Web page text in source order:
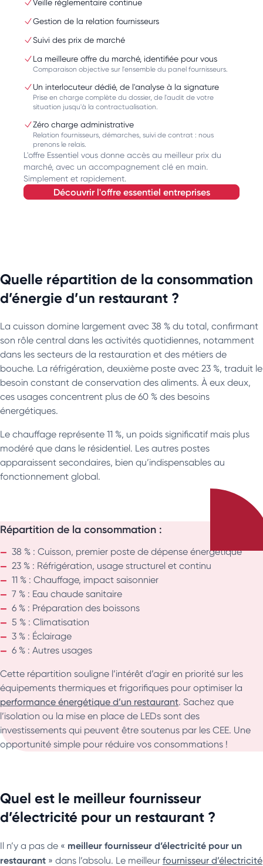
Veille réglementaire continue
Gestion de la relation fournisseurs
Suivi des prix de marché
La meilleure offre du marché, identifiée pour vous
Comparaison objective sur l'ensemble du panel fournisseurs.
Un interlocuteur dédié, de l'analyse à la signature
Prise en charge complète du dossier, de l'audit de votre
situation jusqu'à la contractualisation.
Zéro charge administrative
Relation fournisseurs, démarches, suivi de contrat : nous
prenons le relais.
L'offre Essentiel vous donne accès au meilleur prix du
marché, avec un accompagnement clé en main.
Simplement et rapidement.
découvrir l'offre essentiel entreprises
Quelle répartition de la consommation
d’énergie d’un restaurant ?
La cuisson domine largement avec 38 % du total, confirmant
son rôle central dans les activités quotidiennes, notamment
dans les secteurs de la restauration et des métiers de
bouche. La réfrigération, deuxième poste avec 23 %, traduit le
besoin constant de conservation des aliments. À eux deux,
ces usages concentrent plus de 60 % des besoins
énergétiques.
Le chauffage représente 11 %, un poids significatif mais plus
modéré que dans le résidentiel. Les autres postes
apparaissent secondaires, bien qu’indispensables au
fonctionnement global.
Répartition de la consommation :
38 % : Cuisson, premier poste de dépense énergétique
23 % : Réfrigération, usage structurel et continu
11 % : Chauffage, impact saisonnier
7 % : Eau chaude sanitaire
6 % : Préparation des boissons
5 % : Climatisation
3 % : Éclairage
6 % : Autres usages
Cette répartition souligne l’intérêt d’agir en priorité sur les
équipements thermiques et frigorifiques pour optimiser la
performance énergétique d’un restaurant. Sachez que
l’isolation ou la mise en place de LEDs sont des
investissements qui peuvent être soutenus par les CEE. Une
opportunité simple pour réduire vos consommations !
Quel est le meilleur fournisseur
d’électricité pour un restaurant ?
Il n’y a pas de « meilleur fournisseur d’électricité pour un
restaurant » dans l’absolu. Le meilleur fournisseur d’électricité